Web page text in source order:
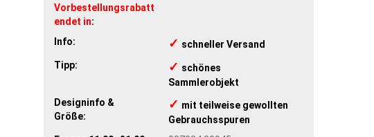
Vorbestellungsrabatt
endet in:
Info:
✓ ​schneller Versand
Tipp:
✓ ​schönes
Sammlerobjekt
Designinfo &
Größe:
✓ ​mit teilweise gewollten
Gebrauchsspuren